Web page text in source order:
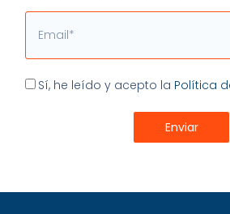
Email
Aceptación
Sí, he leído y acepto la Política
Enviar